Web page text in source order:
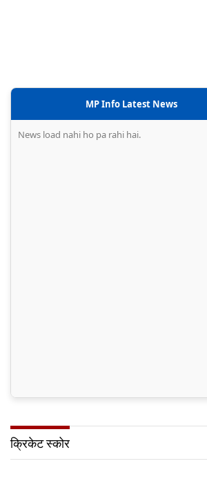
MP Info Latest News
News load nahi ho pa rahi hai.
क्रिकेट स्कोर